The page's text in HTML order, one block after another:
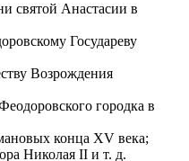
святой Анастасии в
Государеву
Возрождения
городка в
конца XV века;
Николая II и т. д.